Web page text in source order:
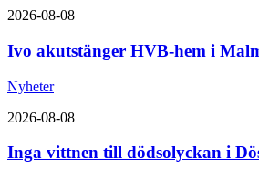
2026-08-08
Ivo akutstänger HVB-hem i
Nyheter
2026-08-08
Inga vittnen till dödsolyckan i